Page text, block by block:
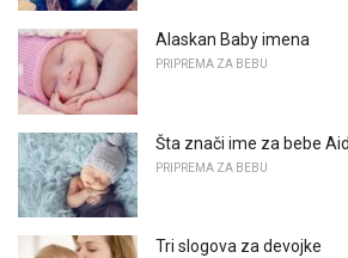
Alaskan Baby imena
PRIPREMA ZA BEBU
Šta znači ime za bebe
PRIPREMA ZA BEBU
Tri slogova za devojke